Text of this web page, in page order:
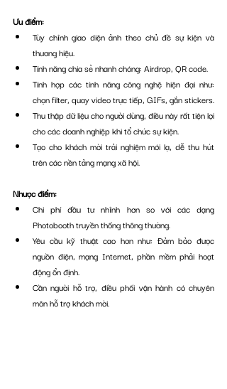
Ưu điểm:
Tùy chỉnh giao diện ảnh theo chủ đề sự kiện và
thương hiệu.
Tính năng chia sẻ nhanh chóng: Airdrop, QR code.
Tính hợp các tính năng công nghệ hiện đại như:
chọn filter, quay video trực tiếp, GIFs, gắn stickers.
Thu thập dữ liệu cho người dùng, điều này rất tiện lợi
cho các doanh nghiệp khi tổ chức sự kiện.
Tạo cho khách mời trải nghiệm mới lạ, dễ thu hút
trên các nền tảng mạng xã hội.
Nhược điểm:
Chi phí đầu tư nhỉnh hơn so với các dạng
Photobooth truyền thống thông thường.
Yêu cầu kỹ thuật cao hơn như: Đảm bảo được
nguồn điện, mạng Internet, phần mềm phải hoạt
động ổn định.
Cần người hỗ trợ, điều phối vận hành có chuyên
môn hỗ trợ khách mời.